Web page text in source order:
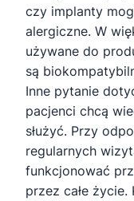
czy implanty
alergiczne. W
używane do
są
Inne pytanie
pacjenci chcą
służyć. Przy
regularnych
funkcjonować
przez całe